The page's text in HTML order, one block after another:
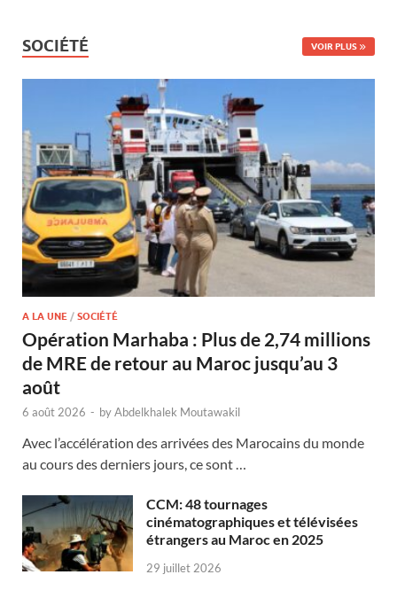
SOCIÉTÉ VOIR PLUS
A LA UNE / SOCIÉTÉ
Opération Marhaba : Plus de 2,74 millions
de MRE de retour au Maroc jusqu’au 3
août
6 août 2026 - byAbdelkhalek Moutawakil
Avec l’accélération des arrivées des Marocains du monde
au cours des derniers jours, ce sont …
CCM: 48 tournages
cinématographiques et télévisées
étrangers au Maroc en 2025
29 juillet 2026